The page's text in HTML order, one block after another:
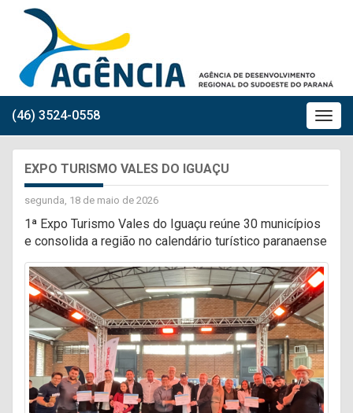
(46) 3524-0558
EXPO TURISMO VALES DO IGUAÇU
segunda, 18 de maio de 2026
1ª Expo Turismo Vales do Iguaçu reúne 30 municípios
e consolida a região no calendário turístico paranaense